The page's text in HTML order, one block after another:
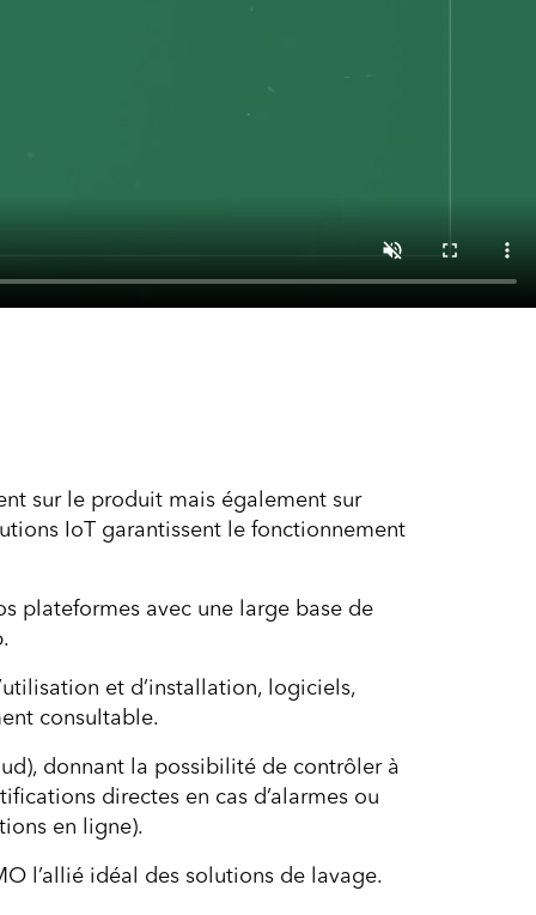
sur le produit mais également sur
IoT garantissent le fonctionnement
plateformes avec une large base de
et d’installation, logiciels,
consultable.
donnant la possibilité de contrôler à
directes en cas d’alarmes ou
en ligne).
l’allié idéal des solutions de lavage.